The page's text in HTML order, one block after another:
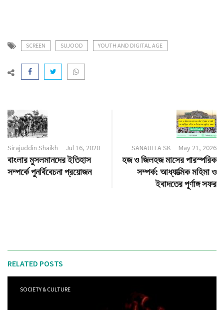
SCREEN SUJOOD YOUTH AND DIGITAL AGE
Sirajuddin Shaikh Jul 16, 2020
বাংলার মুসলমানদের ইতিহাস
সম্পর্কে পুনর্বিবেচনা প্রয়োজন
SANAULLA SK May 21, 2026
হজ ও জিলহজ মাসের পারস্পরিক
সম্পর্ক: আধ্যাত্মিক মহিমা ও
ইবাদতের পূর্ণাঙ্গ সফর
RELATED POSTS
SOCIETY & CULTURE